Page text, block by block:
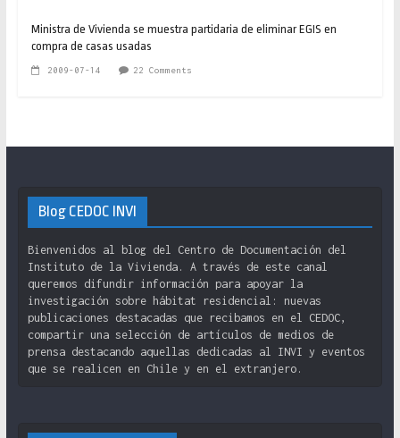
Ministra de Vivienda se muestra partidaria de eliminar EGIS en
compra de casas usadas
2009-07-14 22 Comments
Blog CEDOC INVI
Bienvenidos al blog del Centro de Documentación del
Instituto de la Vivienda. A través de este canal
queremos difundir información para apoyar la
investigación sobre hábitat residencial: nuevas
publicaciones destacadas que recibamos en el CEDOC,
compartir una selección de artículos de medios de
prensa destacando aquellas dedicadas al INVI y eventos
que se realicen en Chile y en el extranjero.